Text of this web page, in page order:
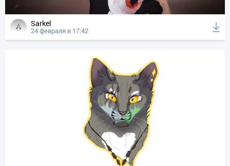
Sarkel
24 февраля в 17:42